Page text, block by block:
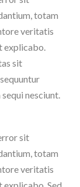
totam
veritatis
explicabo.
sit
nesciunt.
sit
totam
veritatis